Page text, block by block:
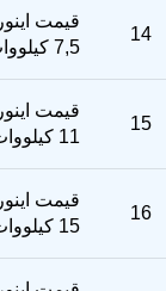
14
7,5 کیلووات
15
11 کیلووات
16
15 کیلووات